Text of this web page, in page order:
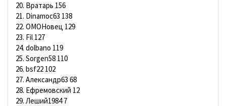
20. Вратарь 156
21. Dinamoc63 138
22. ОМОНовец 129
23. Fil 127
24. dolbano 119
25. Sorgen58 110
26. bsf22 102
27. Александр63 68
28. Ефремовский 12
29. Леший1984 7